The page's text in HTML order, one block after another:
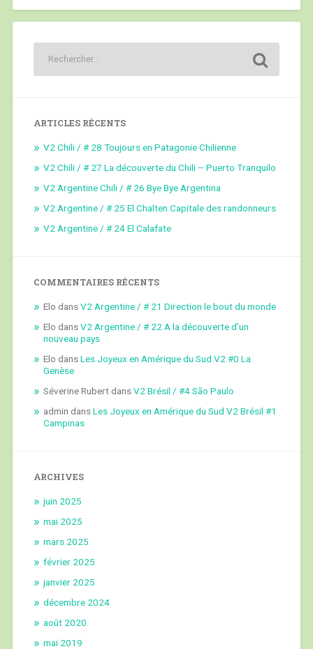
ARTICLES RÉCENTS
V2 Chili / # 28 Toujours en Patagonie Chilienne
V2 Chili / # 27 La découverte du Chili – Puerto Tranquilo
V2 Argentine Chili / # 26 Bye Bye Argentina
V2 Argentine / # 25 El Chalten Capitale des randonneurs
V2 Argentine / # 24 El Calafate
COMMENTAIRES RÉCENTS
Elo dansV2 Argentine / # 21 Direction le bout du monde
Elo dansV2 Argentine / # 22 A la découverte d’un
nouveau pays
Elo dansLes Joyeux en Amérique du Sud V2 #0 La
Genèse
Séverine RubertdansV2 Brésil / #4 São Paulo
admin dansLes Joyeux en Amérique du Sud V2 Brésil #1
Campinas
ARCHIVES
juin 2025
mai 2025
mars 2025
février 2025
janvier 2025
décembre 2024
août 2020
mai 2019